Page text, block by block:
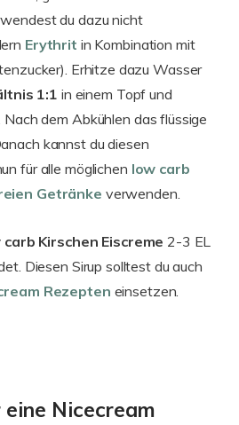
du dazu nicht
Erythrit in Kombination mit
Erhitze dazu Wasser
1:1 in einem Topf und
. Nach dem Abkühlen das flüssige
kannst du diesen
für alle möglichen low carb
Getränke verwenden.
carb Kirschen Eiscreme 2-3 EL
Diesen Sirup solltest du auch
Rezepten einsetzen.
Nicecream